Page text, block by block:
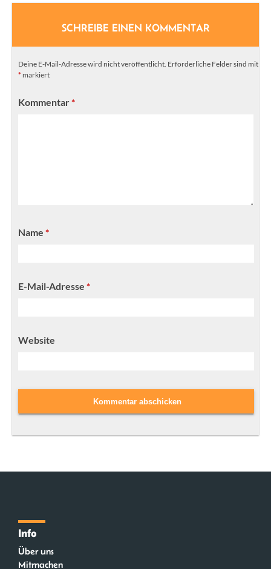
SCHREIBE EINEN KOMMENTAR
Deine E-Mail-Adresse wird nicht veröffentlicht. Erforderliche Felder sind mit
* markiert
Kommentar*
Name *
E-Mail-Adresse *
Website
Info
Über uns
Mitmachen